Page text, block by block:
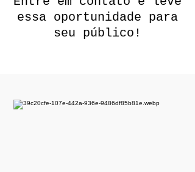
essa oportunidade para
seu público!